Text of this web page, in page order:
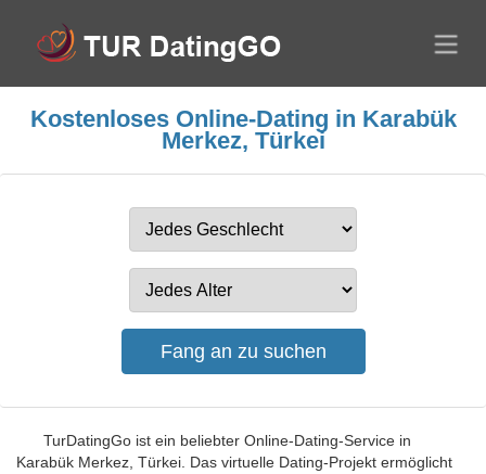
Kostenloses Online-Dating in Karabük
Merkez, Türkei
TurDatingGo ist ein beliebter Online-Dating-Service in
Karabük Merkez, Türkei. Das virtuelle Dating-Projekt ermöglicht